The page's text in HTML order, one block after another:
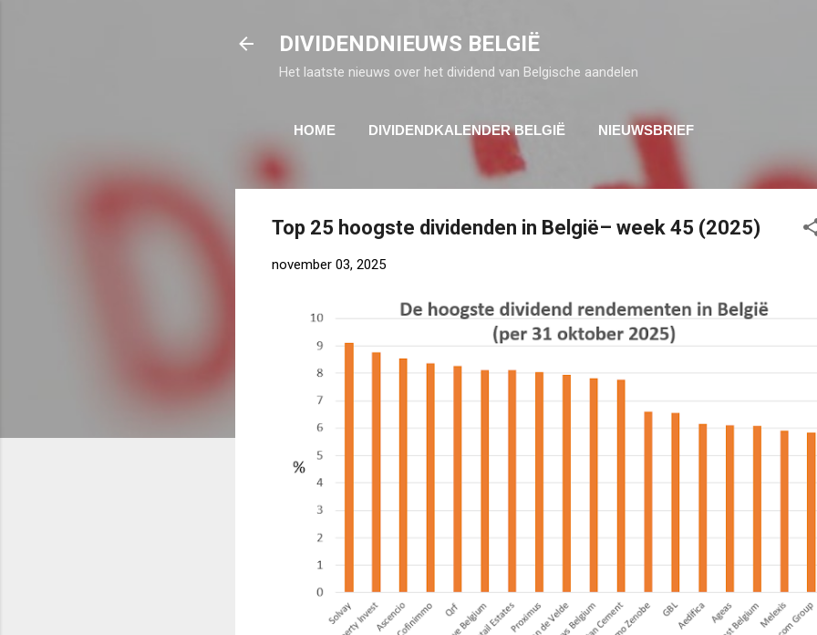
DIVIDENDNIEUWS BELGIË
Het laatste nieuws over het dividend van Belgische aandelen
HOME DIVIDENDKALENDER BELGIË NIEUWSBRIEF
Top 25 hoogste dividenden in België– week 45 (2025)
november 03, 2025